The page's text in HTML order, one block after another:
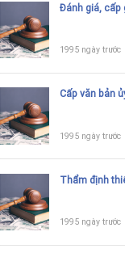
Đánh giá, cấp
1995 ngày trước
Cấp văn bản
1995 ngày trước
Thẩm định
1995 ngày trước